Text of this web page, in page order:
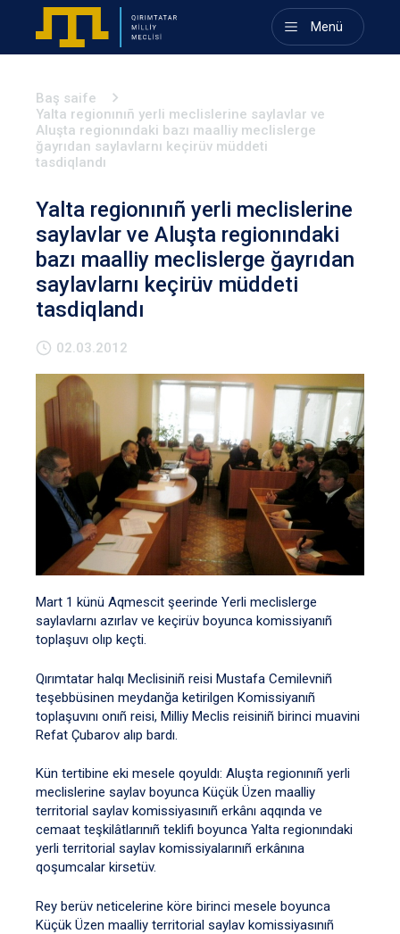
Menü
Baş saife
Yalta regionınıñ yerli meclislerine saylavlar ve
Aluşta regionındaki bazı maalliy meclislerge
ğayrıdan saylavlarnı keçirüv müddeti
tasdiqlandı
Yalta regionınıñ yerli meclislerine
saylavlar ve Aluşta regionındaki
bazı maalliy meclislerge ğayrıdan
saylavlarnı keçirüv müddeti
tasdiqlandı
02.03.2012
Mart 1 künü Aqmescit şeerinde Yerli meclislerge
saylavlarnı azırlav ve keçirüv boyunca komissiyanıñ
toplaşuvı olıp keçti.
Qırımtatar halqı Meclisiniñ reisi Mustafa Cemilevniñ
teşebbüsinen meydanğa ketirilgen Komissiyanıñ
toplaşuvını onıñ reisi, Milliy Meclis reisiniñ birinci muavini
Refat Çubarov alıp bardı.
Kün tertibine eki mesele qoyuldı: Aluşta regionınıñ yerli
meclislerine saylav boyunca Küçük Üzen maalliy
territorial saylav komissiyasınıñ erkânı aqqında ve
cemaat teşkilâtlarınıñ teklifi boyunca Yalta regionındaki
yerli territorial saylav komissiyalarınıñ erkânına
qoşumcalar kirsetüv.
Rey berüv neticelerine köre birinci mesele boyunca
Küçük Üzen maalliy territorial saylav komissiyasınıñ